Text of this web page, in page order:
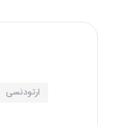
ارتودنسی